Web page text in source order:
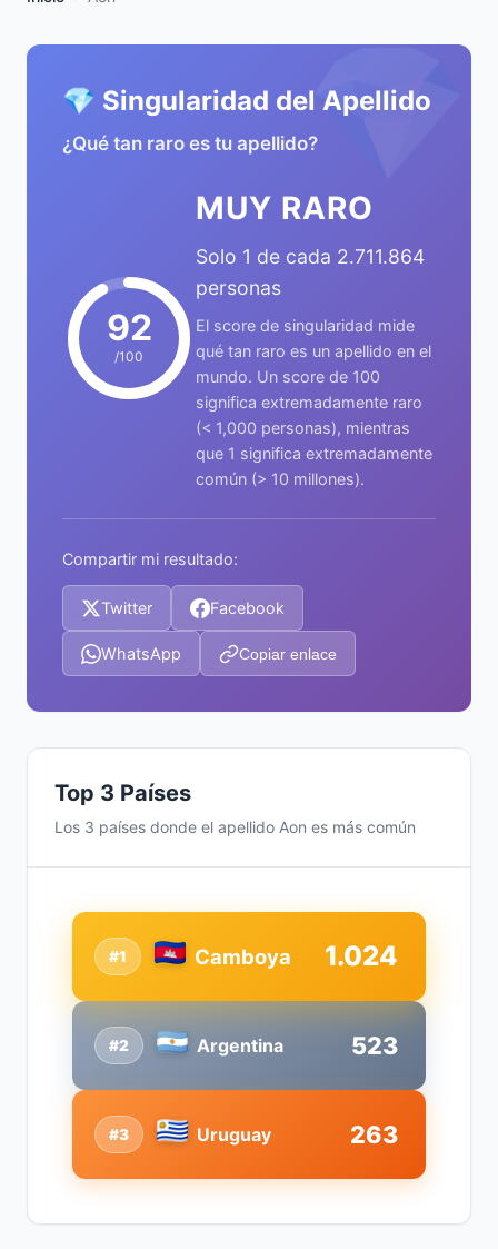
💎
💎 Singularidad del Apellido
¿Qué tan raro es tu apellido?
92
/100
MUY RARO
Solo 1 de cada 2.711.864
personas
El score de singularidad mide
qué tan raro es un apellido en el
mundo. Un score de 100
significa extremadamente raro
(< 1,000 personas), mientras
que 1 significa extremadamente
común (> 10 millones).
Compartir mi resultado:
Twitter Facebook
WhatsApp Copiar enlace
Top 3 Países
Los 3 países donde el apellido Aon es más común
#2 Argentina 523
#1 Camboya 1.024
#3 Uruguay 263